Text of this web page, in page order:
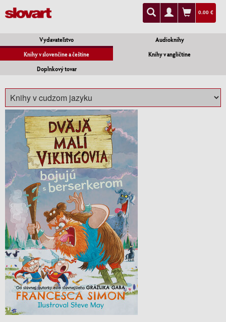
0.00 €
Vydavateľstvo
Audioknihy
Knihy v slovenčine a češtine
Knihy v angličtine
Doplnkový tovar